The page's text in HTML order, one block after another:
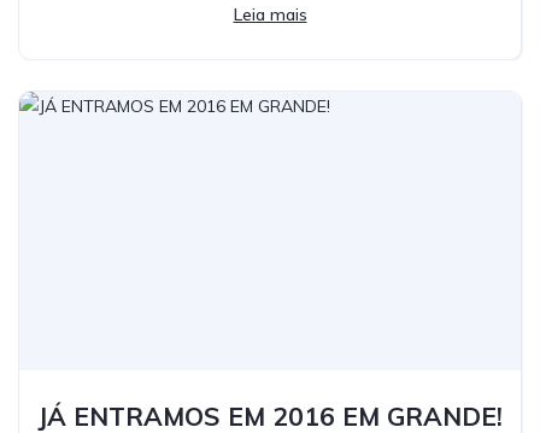
Leia mais
JÁ ENTRAMOS EM 2016 EM GRANDE!